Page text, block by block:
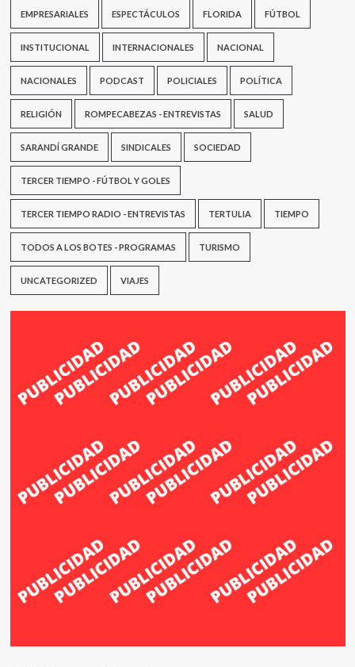
EMPRESARIALES ESPECTÁCULOS FLORIDA FÚTBOL
INSTITUCIONAL INTERNACIONALES NACIONAL
NACIONALES PODCAST POLICIALES POLÍTICA
RELIGIÓN ROMPECABEZAS - ENTREVISTAS SALUD
SARANDÍ GRANDE SINDICALES SOCIEDAD
TERCER TIEMPO - FÚTBOL Y GOLES
TERCER TIEMPO RADIO - ENTREVISTAS TERTULIA TIEMPO
TODOS A LOS BOTES - PROGRAMAS TURISMO
UNCATEGORIZED VIAJES